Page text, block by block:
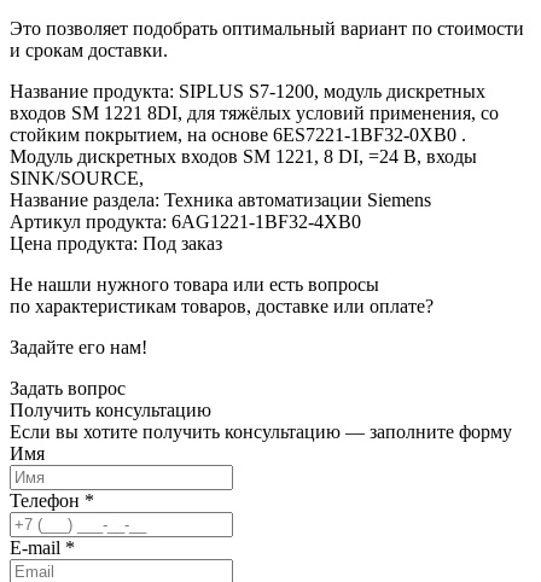
Это позволяет подобрать оптимальный вариант по стоимости
и срокам доставки.
Название продукта: SIPLUS S7-1200, модуль дискретных
входов SM 1221 8DI, для тяжёлых условий применения, со
стойким покрытием, на основе 6ES7221-1BF32-0XB0 .
Модуль дискретных входов SM 1221, 8 DI, =24 В, входы
SINK/SOURCE,
Название раздела: Техника автоматизации Siemens
Артикул продукта: 6AG1221-1BF32-4XB0
Цена продукта: Под заказ
Не нашли нужного товара или есть вопросы
по характеристикам товаров, доставке или оплате?
Задайте его нам!
Задать вопрос
Получить консультацию
Если вы хотите получить консультацию — заполните форму
Имя
Телефон *
E-mail *